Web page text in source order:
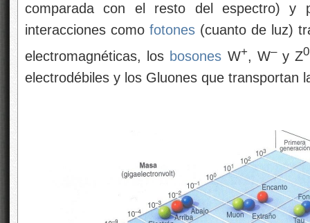
comparada con el resto del espectro) y
interacciones como fotones (cuanto de luz)
electromagnéticas, los bosones W+, W–y Z0
electrodébiles y los Gluones que transportan